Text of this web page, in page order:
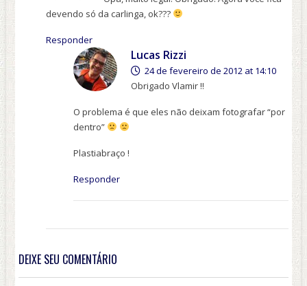
devendo só da carlinga, ok???
Responder
Lucas Rizzi
24 de fevereiro de 2012 at 14:10
Obrigado Vlamir !!
O problema é que eles não deixam fotografar “por
dentro”
Plastiabraço !
Responder
DEIXE SEU COMENTÁRIO